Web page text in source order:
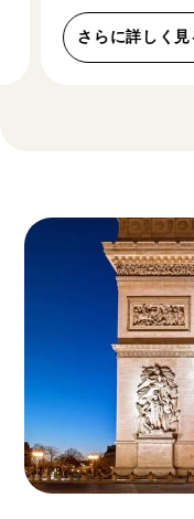
さらに詳しく見